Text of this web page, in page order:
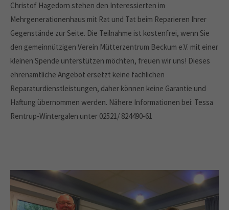
Christof Hagedorn stehen den Interessierten im
Mehrgenerationenhaus mit Rat und Tat beim Reparieren Ihrer
Gegenstände zur Seite. Die Teilnahme ist kostenfrei, wenn Sie
den gemeinnützigen Verein Mütterzentrum Beckum e.V. mit einer
kleinen Spende unterstützen möchten, freuen wir uns! Dieses
ehrenamtliche Angebot ersetzt keine fachlichen
Reparaturdienstleistungen, daher können keine Garantie und
Haftung übernommen werden. Nähere Informationen bei: Tessa
Rentrup-Wintergalen unter 02521/ 824490-61